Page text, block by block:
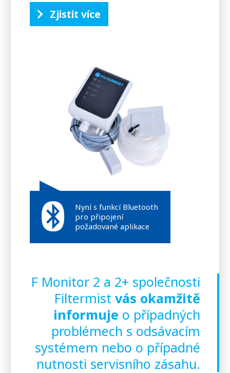
Zjistit více
Nyní s funkcí Bluetooth
pro připojení
požadované aplikace
F Monitor 2 a 2+ společnosti
Filtermistvás okamžitě
informuje o případných
problémech s odsávacím
systémem nebo o případné
nutnosti servisního zásahu.